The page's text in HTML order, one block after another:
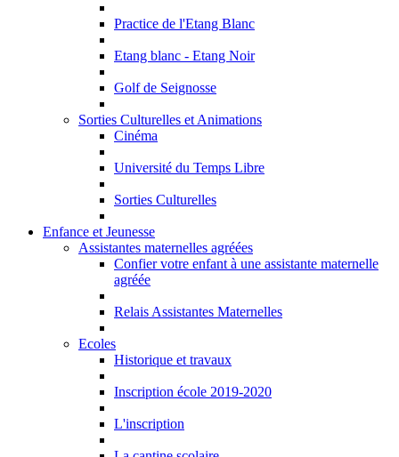
Practice de l'Etang Blanc
Etang blanc - Etang Noir
Golf de Seignosse
Sorties Culturelles et Animations
Cinéma
Université du Temps Libre
Sorties Culturelles
Enfance et Jeunesse
Assistantes maternelles agréées
Confier votre enfant à une assistante maternelle
agréée
Relais Assistantes Maternelles
Ecoles
Historique et travaux
Inscription école 2019-2020
L'inscription